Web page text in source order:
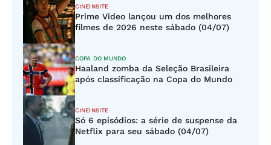
CINEINSITE
Prime Video lançou um dos melhores
filmes de 2026 neste sábado (04/07)
COPA DO MUNDO
Haaland zomba da Seleção Brasileira
após classificação na Copa do Mundo
CINEINSITE
Só 6 episódios: a série de suspense da
Netflix para seu sábado (04/07)